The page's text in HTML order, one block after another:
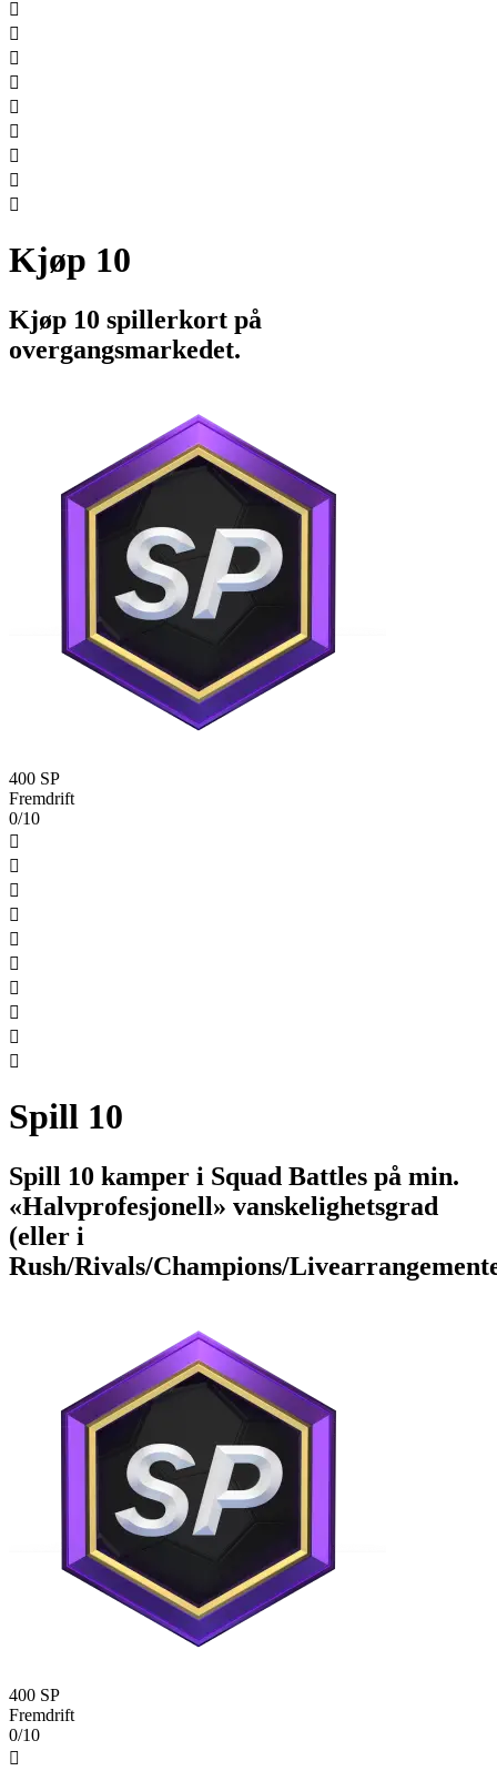









Kjøp 10
Kjøp 10 spillerkort på
overgangsmarkedet.
400 SP
Fremdrift
0/10










Spill 10
Spill 10 kamper i Squad Battles på min.
«Halvprofesjonell» vanskelighetsgrad
(eller i
Rush/Rivals/Champions/
400 SP
Fremdrift
0/10
